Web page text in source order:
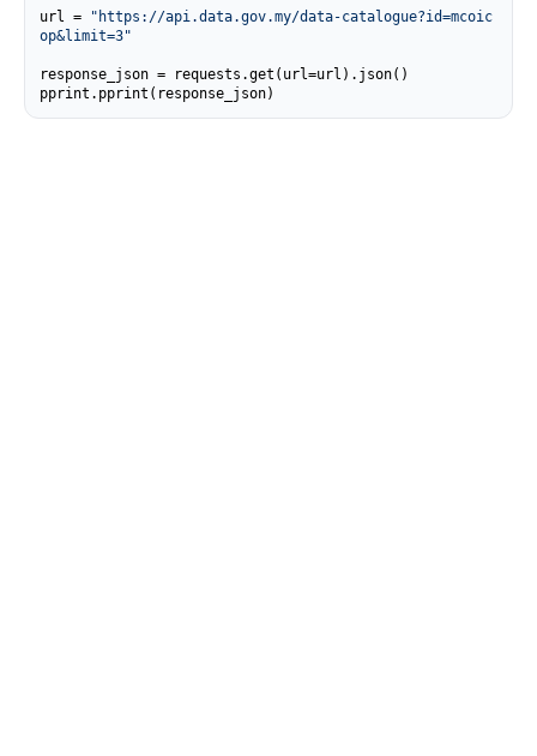
url =
"https://api.data.gov.my/data-catalogue?id=mcoic
op&limit=3"
response_json = requests.get(url=url).json()
pprint.pprint(response_json)